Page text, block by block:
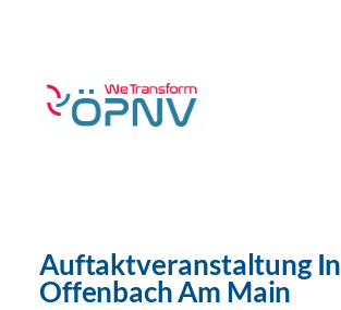
Auftaktveranstaltung In
Offenbach Am Main